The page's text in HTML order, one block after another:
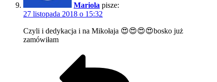
Mariola pisze:
27 listopada 2018 o 15:32
Czyli i dedykacja i na Mikołaja 😍😍😍😍bosko już
zamówiłam